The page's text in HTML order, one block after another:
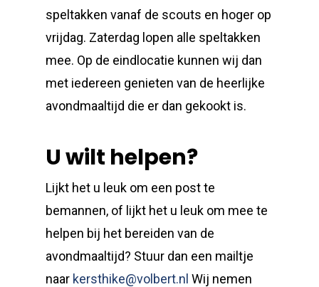
speltakken vanaf de scouts en hoger op
vrijdag. Zaterdag lopen alle speltakken
mee. Op de eindlocatie kunnen wij dan
met iedereen genieten van de heerlijke
avondmaaltijd die er dan gekookt is.
U wilt helpen?
Lijkt het u leuk om een post te
bemannen, of lijkt het u leuk om mee te
helpen bij het bereiden van de
avondmaaltijd? Stuur dan een mailtje
naar kersthike@volbert.nl Wij nemen